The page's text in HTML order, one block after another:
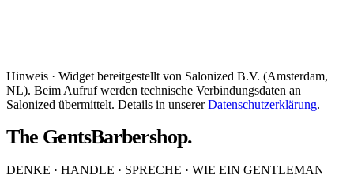
Hinweis · Widget bereitgestellt von Salonized B.V. (Amsterdam,
NL). Beim Aufruf werden technische Verbindungsdaten an
Salonized übermittelt. Details in unserer Datenschutzerklärung.
The GentsBarbershop.
DENKE · HANDLE · SPRECHE · WIE EIN GENTLEMAN